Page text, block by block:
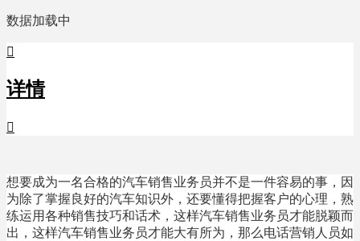
数据加载中

详情

想要成为一名合格的汽车销售业务员并不是一件容易的事，因
为除了掌握良好的汽车知识外，还要懂得把握客户的心理，熟
练运用各种销售技巧和话术，这样汽车销售业务员才能脱颖而
出，这样汽车销售业务员才能大有所为，那么电话营销人员如